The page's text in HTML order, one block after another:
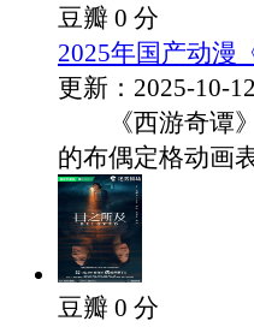
豆瓣 0 分
2025年国产动漫
更新：2025-10-12
《西游奇谭》
的布偶定格动画
豆瓣 0 分